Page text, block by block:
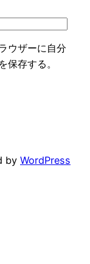
ウザーに自分
保存する。
by WordPress